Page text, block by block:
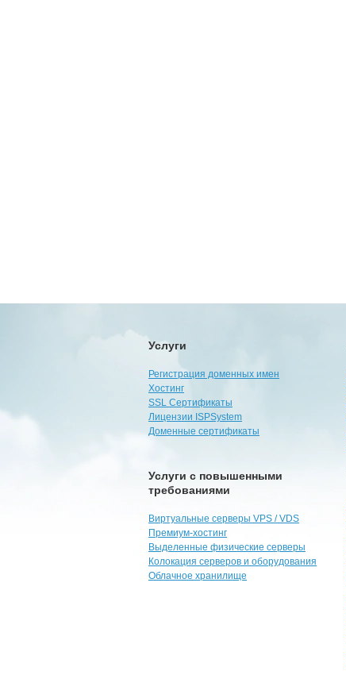
Услуги
Регистрация доменных имен
Хостинг
SSL Сертификаты
Лицензии ISPSystem
Доменные сертификаты
Услуги с повышенными
требованиями
Виртуальные серверы VPS / VDS
Премиум-хостинг
Выделенные физические серверы
Колокация серверов и оборудования
Облачное хранилище